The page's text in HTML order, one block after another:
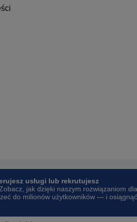
usługi lub rekrutujesz
Zobacz, jak dzięki naszym rozwiązaniom dla
do milionów użytkowników — i osiągnąć